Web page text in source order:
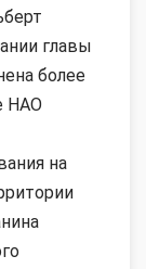
главы
более
НАО
на